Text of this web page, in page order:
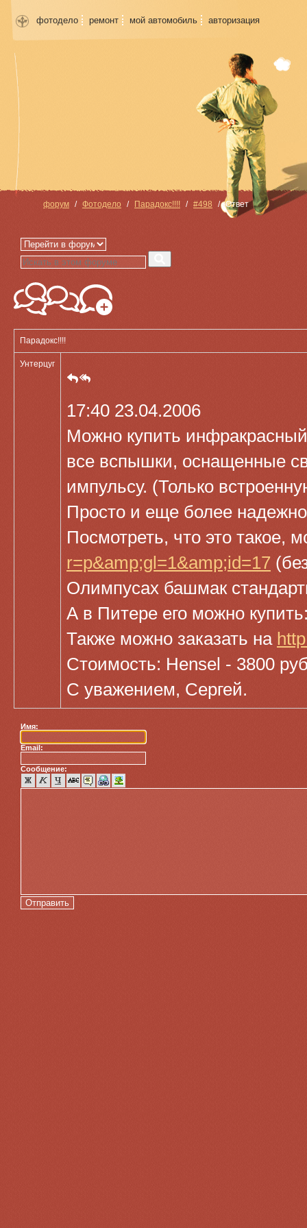
фотодело ремонт мой автомобиль авторизация
форум Фотодело Парадокс!!!! #498 Ответ
Парадокс!!!!
Унтерцуг
17:40 23.04.2006
Можно купить
все вспышки, оснащенные
импульсу. (Только
Просто и еще более
Посмотреть, что это такое,
r=p&amp;gl=1&amp;id=17
Олимпусах башмак
А в Питере его можно
Также можно заказать на
Стоимость: Hensel - 3800
С уважением, Сергей.
Имя:
Email:
Сообщение: